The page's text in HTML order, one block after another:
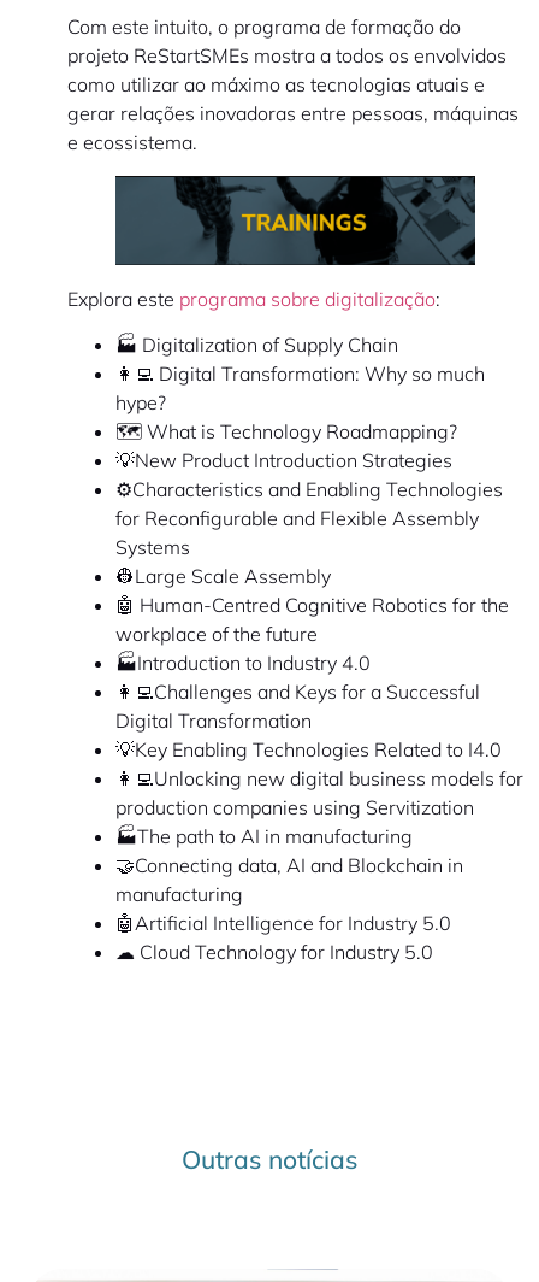
Com este intuito, o programa de formação do
projeto ReStartSMEs mostra a todos os envolvidos
como utilizar ao máximo as tecnologias atuais e
gerar relações inovadoras entre pessoas, máquinas
e ecossistema.
Explora este programa sobre digitalização:
🏭 Digitalization of Supply Chain
👩‍💻 Digital Transformation: Why so much
hype?
🗺 What is Technology Roadmapping?
💡New Product Introduction Strategies
⚙️Characteristics and Enabling Technologies
for Reconfigurable and Flexible Assembly
Systems
👷Large Scale Assembly
🤖 Human-Centred Cognitive Robotics for the
workplace of the future
🏭Introduction to Industry 4.0
👩‍💻Challenges and Keys for a Successful
Digital Transformation
💡Key Enabling Technologies Related to I4.0
👩‍💻Unlocking new digital business models for
production companies using Servitization
🏭The path to AI in manufacturing
🤝Connecting data, AI and Blockchain in
manufacturing
🤖Artificial Intelligence for Industry 5.0
☁ Cloud Technology for Industry 5.0
Outras notícias